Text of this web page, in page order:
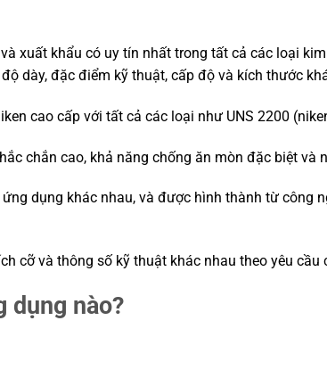
xuất khẩu có uy tín nhất trong tất cả các loại
dày, đặc điểm kỹ thuật, cấp độ và kích thước
cao cấp với tất cả các loại như UNS 2200
chắn cao, khả năng chống ăn mòn đặc biệt và
dụng khác nhau, và được hình thành từ công
cỡ và thông số kỹ thuật khác nhau theo yêu cầu
dụng nào?